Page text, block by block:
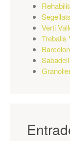
Segellats
Verti
Treballs
Sabadell